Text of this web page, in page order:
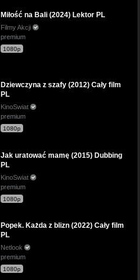
Miłość na Bali (2024) Lektor PL
Filmy Akcji
premium
1080p
Dziewczyna z szafy (2012) Cały film
PL
KinoSwiat
premium
1080p
Jak uratować mamę (2015) Dubbing
PL
KinoSwiat
premium
1080p
Popek. Każda z blizn (2022) Cały film
PL
Netlook
premium
1080p